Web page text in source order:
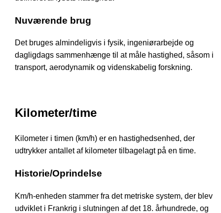
Nuværende brug
Det bruges almindeligvis i fysik, ingeniørarbejde og
dagligdags sammenhænge til at måle hastighed, såsom i
transport, aerodynamik og videnskabelig forskning.
Kilometer/time
Kilometer i timen (km/h) er en hastighedsenhed, der
udtrykker antallet af kilometer tilbagelagt på en time.
Historie/Oprindelse
Km/h-enheden stammer fra det metriske system, der blev
udviklet i Frankrig i slutningen af det 18. århundrede, og